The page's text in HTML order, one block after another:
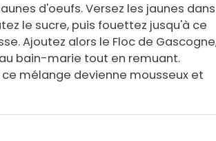
d'oeufs. Versez les jaunes dans
le sucre, puis fouettez jusqu'à ce
Ajoutez alors le Floc de
bain-marie tout en remuant.
mélange devienne mousseux et